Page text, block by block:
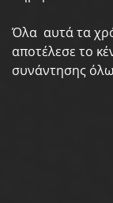
Όλα αυτά τα
αποτέλεσε το
συνάντησης